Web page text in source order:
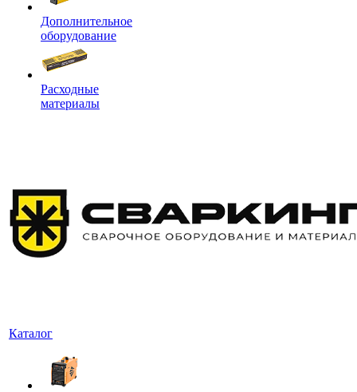
Дополнительное
оборудование
Расходные
материалы
Каталог